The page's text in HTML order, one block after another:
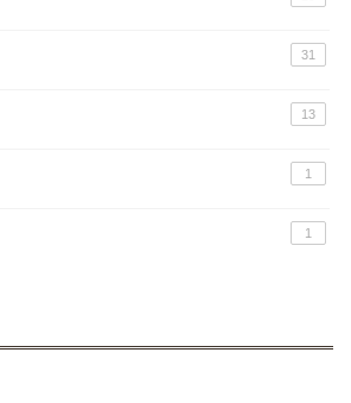
31
13
1
1